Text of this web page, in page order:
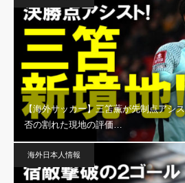
【海外サッカー】三笘薫が先制点アシ
否の割れた現地の評価…
海外日本人情報